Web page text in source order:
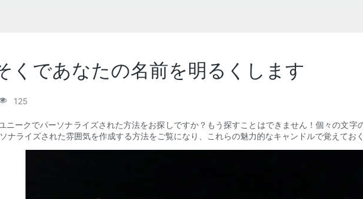
くであなたの名前を明るくします
125
ニークでパーソナライズされた方法をお探しですか？もう探すことはできません！個々の文
ナライズされた雰囲気を作成する方法をご覧になり、これらの魅力的なキャンドルで覚えてお